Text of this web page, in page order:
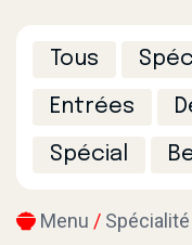
Tous
Entrées
Spécial
Menu / Spécialité